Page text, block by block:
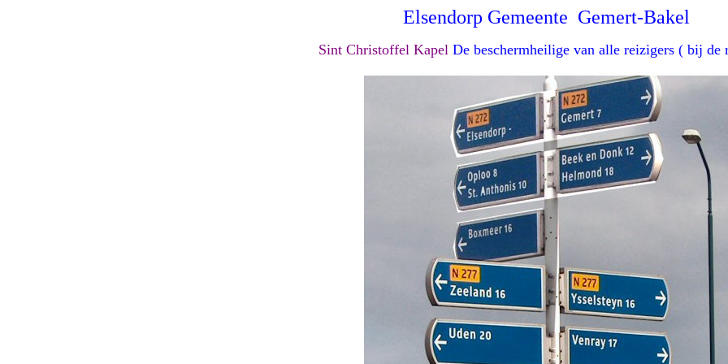
Elsendorp Gemeente Gemert-Bakel
Sint Christoffel KapelDe beschermheilige van alle reizigers ( bij de